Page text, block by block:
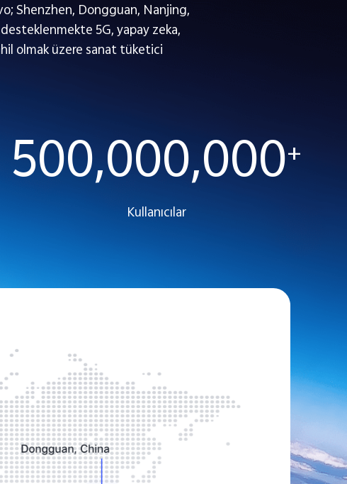
Shenzhen, Dongguan, Nanjing,
5G, yapay zeka,
olmak üzere sanat tüketici
500,000,000+
Kullanıcılar